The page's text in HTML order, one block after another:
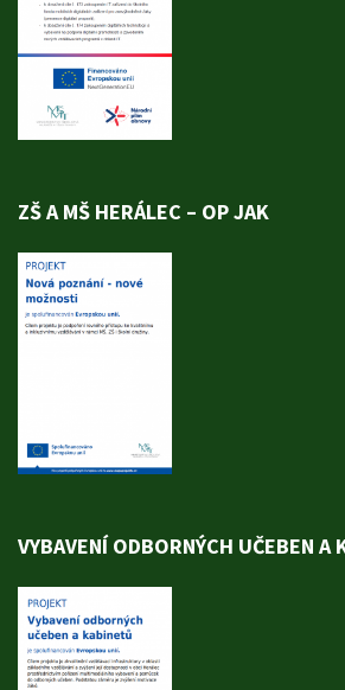
ZŠ A MŠ HERÁLEC – OP JAK
VYBAVENÍ ODBORNÝCH UČEBEN A